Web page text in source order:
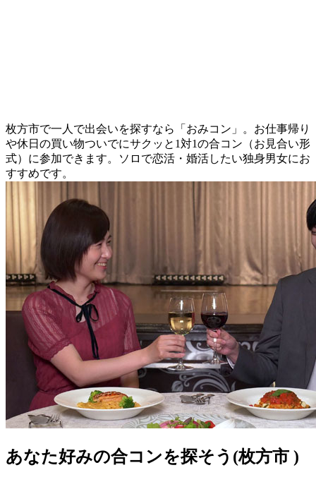
枚方市で一人で出会いを探すなら「おみコン」。お仕事帰り
や休日の買い物ついでにサクッと1対1の合コン（お見合い形
式）に参加できます。ソロで恋活・婚活したい独身男女にお
すすめです。
あなた好みの合コンを探そう(枚方市 )